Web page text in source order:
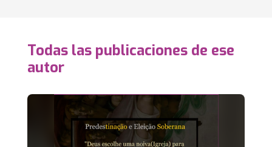
Todas las publicaciones de ese
autor